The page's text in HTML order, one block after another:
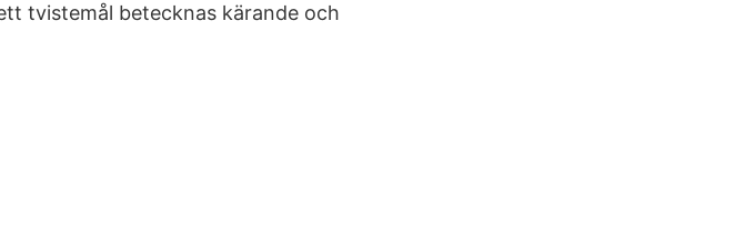
tvistemål betecknas kärande och